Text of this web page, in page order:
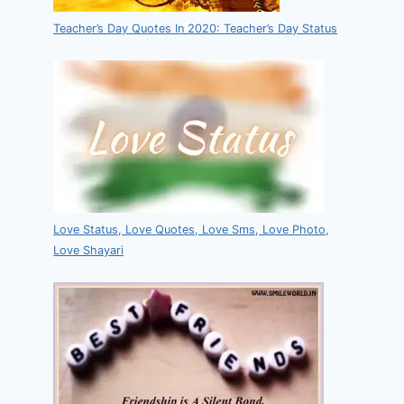
Teacher’s Day Quotes In 2020: Teacher’s Day Status
Love Status, Love Quotes, Love Sms, Love Photo,
Love Shayari